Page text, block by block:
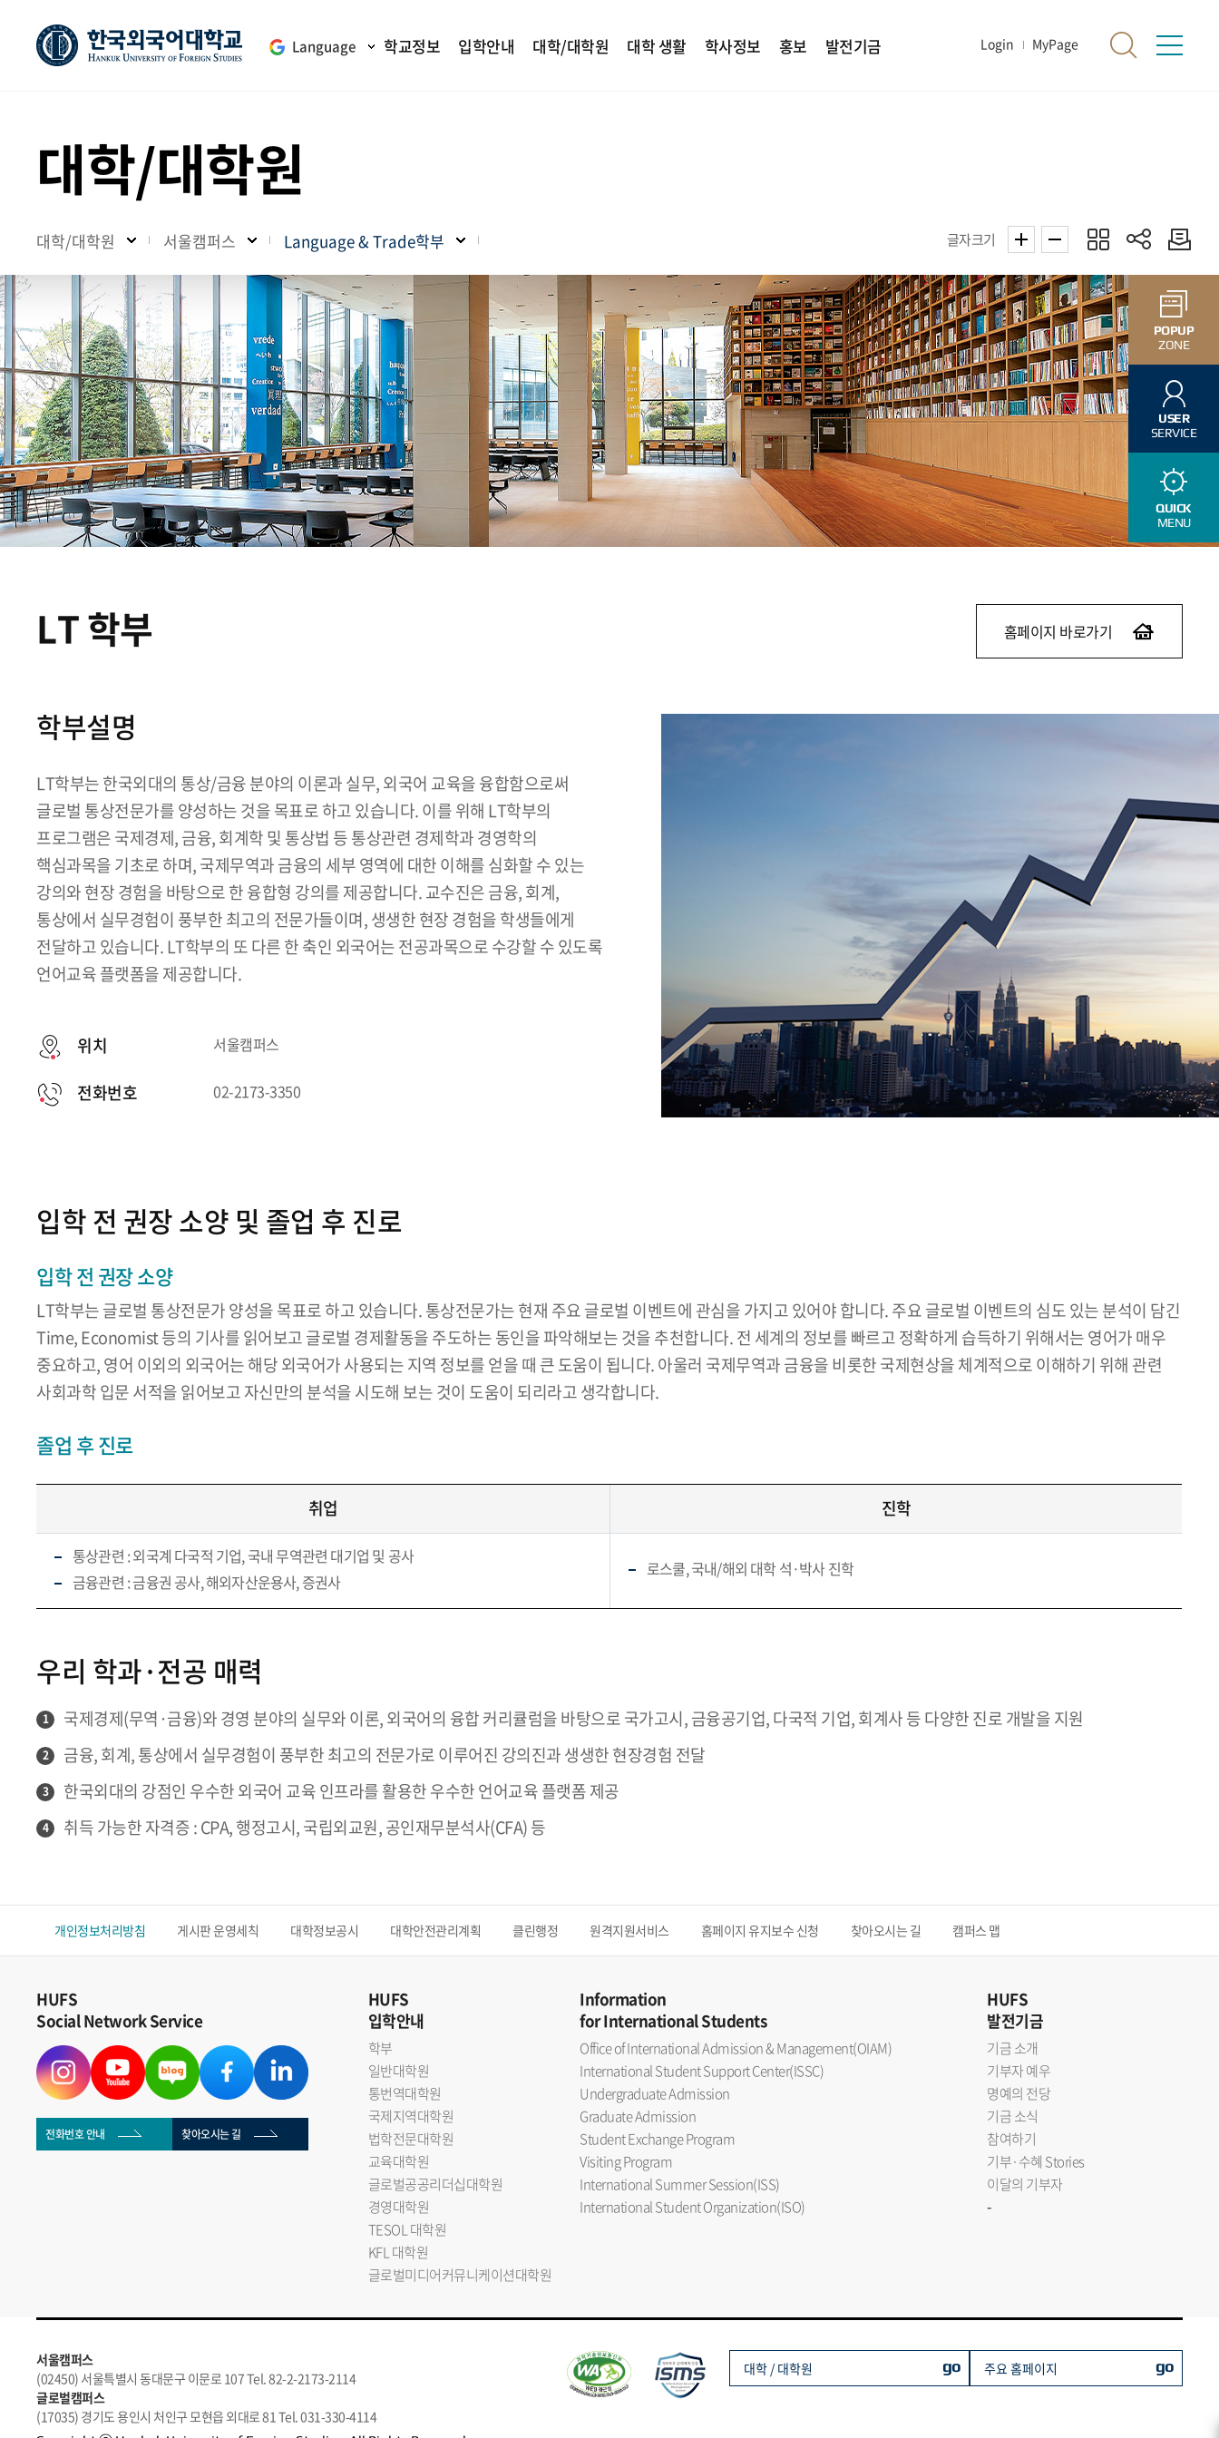
Language 학교정보 입학안내 대학/대학원 대학 생활 학사정보 홍보 발전기금 Login MyPage
대학/대학원
대학/대학원 서울캠퍼스 Language & Trade학부 글자크기
LT 학부 홈페이지 바로가기
학부설명
LT학부는 한국외대의 통상/금융 분야의 이론과 실무, 외국어 교육을 융합함으로써
글로벌 통상전문가를 양성하는 것을 목표로 하고 있습니다. 이를 위해 LT학부의
프로그램은 국제경제, 금융, 회계학 및 통상법 등 통상관련 경제학과 경영학의
핵심과목을 기초로 하며, 국제무역과 금융의 세부 영역에 대한 이해를 심화할 수 있는
강의와 현장 경험을 바탕으로 한 융합형 강의를 제공합니다. 교수진은 금융, 회계,
통상에서 실무경험이 풍부한 최고의 전문가들이며, 생생한 현장 경험을 학생들에게
전달하고 있습니다. LT학부의 또 다른 한 축인 외국어는 전공과목으로 수강할 수 있도록
언어교육 플랫폼을 제공합니다.
위치 서울캠퍼스
전화번호 02-2173-3350
입학 전 권장 소양 및 졸업 후 진로
입학 전 권장 소양
LT학부는 글로벌 통상전문가 양성을 목표로 하고 있습니다. 통상전문가는 현재 주요 글로벌 이벤트에 관심을 가지고 있어야 합니다. 주요 글로벌 이벤트의 심도 있는 분석이 담긴
Time, Economist 등의 기사를 읽어보고 글로벌 경제활동을 주도하는 동인을 파악해보는 것을 추천합니다. 전 세계의 정보를 빠르고 정확하게 습득하기 위해서는 영어가 매우
중요하고, 영어 이외의 외국어는 해당 외국어가 사용되는 지역 정보를 얻을 때 큰 도움이 됩니다. 아울러 국제무역과 금융을 비롯한 국제현상을 체계적으로 이해하기 위해 관련
사회과학 입문 서적을 읽어보고 자신만의 분석을 시도해 보는 것이 도움이 되리라고 생각합니다.
졸업 후 진로
취업 진학
통상관련 : 외국계 다국적 기업, 국내 무역관련 대기업 및 공사
금융관련 : 금융권 공사, 해외자산운용사, 증권사
로스쿨, 국내/해외 대학 석·박사 진학
우리 학과·전공 매력
1 국제경제(무역·금융)와 경영 분야의 실무와 이론, 외국어의 융합 커리큘럼을 바탕으로 국가고시, 금융공기업, 다국적 기업, 회계사 등 다양한 진로 개발을 지원
2 금융, 회계, 통상에서 실무경험이 풍부한 최고의 전문가로 이루어진 강의진과 생생한 현장경험 전달
3 한국외대의 강점인 우수한 외국어 교육 인프라를 활용한 우수한 언어교육 플랫폼 제공
4 취득 가능한 자격증 : CPA, 행정고시, 국립외교원, 공인재무분석사(CFA) 등
개인정보처리방침 게시판 운영세칙 대학정보공시 대학안전관리계획 클린행정 원격지원서비스 홈페이지 유지보수 신청 찾아오시는 길 캠퍼스 맵
HUFS
Social Network Service
전화번호 안내 찾아오시는 길
HUFS
입학안내
학부
일반대학원
통번역대학원
국제지역대학원
법학전문대학원
교육대학원
글로벌공공리더십대학원
경영대학원
TESOL 대학원
KFL 대학원
글로벌미디어커뮤니케이션대학원
Information
for International Students
Office of International Admission & Management(OIAM)
International Student Support Center(ISSC)
Undergraduate Admission
Graduate Admission
Student Exchange Program
Visiting Program
International Summer Session(ISS)
International Student Organization(ISO)
HUFS
발전기금
기금 소개
기부자 예우
명예의 전당
기금 소식
참여하기
기부·수혜 Stories
이달의 기부자
-
서울캠퍼스
(02450) 서울특별시 동대문구 이문로 107 Tel. 82-2-2173-2114
글로벌캠퍼스
(17035) 경기도 용인시 처인구 모현읍 외대로 81 Tel. 031-330-4114
대학 / 대학원 go 주요 홈페이지 go
POPUP
ZONE
USER
SERVICE
QUICK
MENU